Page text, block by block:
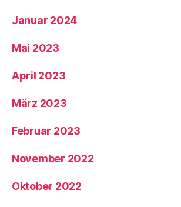
Januar 2024
Mai 2023
April 2023
März 2023
Februar 2023
November 2022
Oktober 2022